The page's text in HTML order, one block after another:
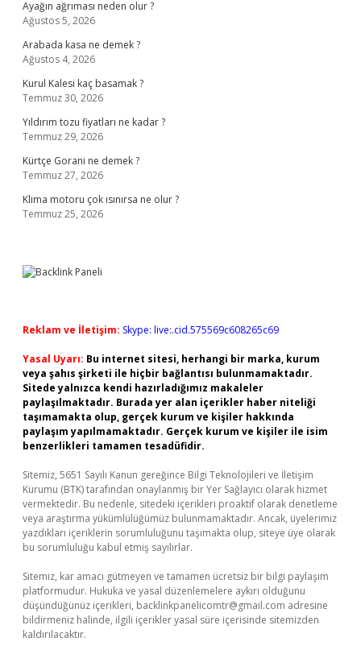
Ayağın ağrıması neden olur ?
Ağustos 5, 2026
Arabada kasa ne demek ?
Ağustos 4, 2026
Kurul Kalesi kaç basamak ?
Temmuz 30, 2026
Yıldırım tozu fiyatları ne kadar ?
Temmuz 29, 2026
Kürtçe Gorani ne demek ?
Temmuz 27, 2026
Klima motoru çok ısınırsa ne olur ?
Temmuz 25, 2026
Reklam ve İletişim: Skype: live:.cid.575569c608265c69
Yasal Uyarı: Bu internet sitesi, herhangi bir marka, kurum
veya şahıs şirketi ile hiçbir bağlantısı bulunmamaktadır.
Sitede yalnızca kendi hazırladığımız makaleler
paylaşılmaktadır. Burada yer alan içerikler haber niteliği
taşımamakta olup, gerçek kurum ve kişiler hakkında
paylaşım yapılmamaktadır. Gerçek kurum ve kişiler ile isim
benzerlikleri tamamen tesadüfidir.
Sitemiz, 5651 Sayılı Kanun gereğince Bilgi Teknolojileri ve İletişim
Kurumu (BTK) tarafından onaylanmış bir Yer Sağlayıcı olarak hizmet
vermektedir. Bu nedenle, sitedeki içerikleri proaktif olarak denetleme
veya araştırma yükümlülüğümüz bulunmamaktadır. Ancak, üyelerimiz
yazdıkları içeriklerin sorumluluğunu taşımakta olup, siteye üye olarak
bu sorumluluğu kabul etmiş sayılırlar.
Sitemiz, kar amacı gütmeyen ve tamamen ücretsiz bir bilgi paylaşım
platformudur. Hukuka ve yasal düzenlemelere aykırı olduğunu
düşündüğünüz içerikleri, backlinkpanelicomtr@gmail.com adresine
bildirmeniz halinde, ilgili içerikler yasal süre içerisinde sitemizden
kaldırılacaktır.